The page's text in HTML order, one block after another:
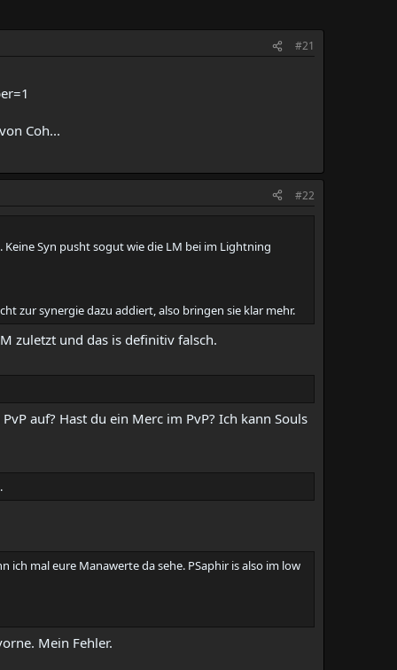
#21
Coh...
#22
Keine Syn pusht sogut wie die LM bei im Lightning
zur synergie dazu addiert, also bringen sie klar mehr.
zuletzt und das is definitiv falsch.
auf? Hast du ein Merc im PvP? Ich kann Souls
ich mal eure Manawerte da sehe. PSaphir is also im low
Mein Fehler.